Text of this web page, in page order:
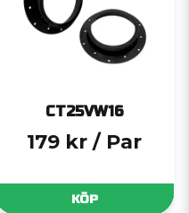
CT25VW16
179 kr / Par
KÖP